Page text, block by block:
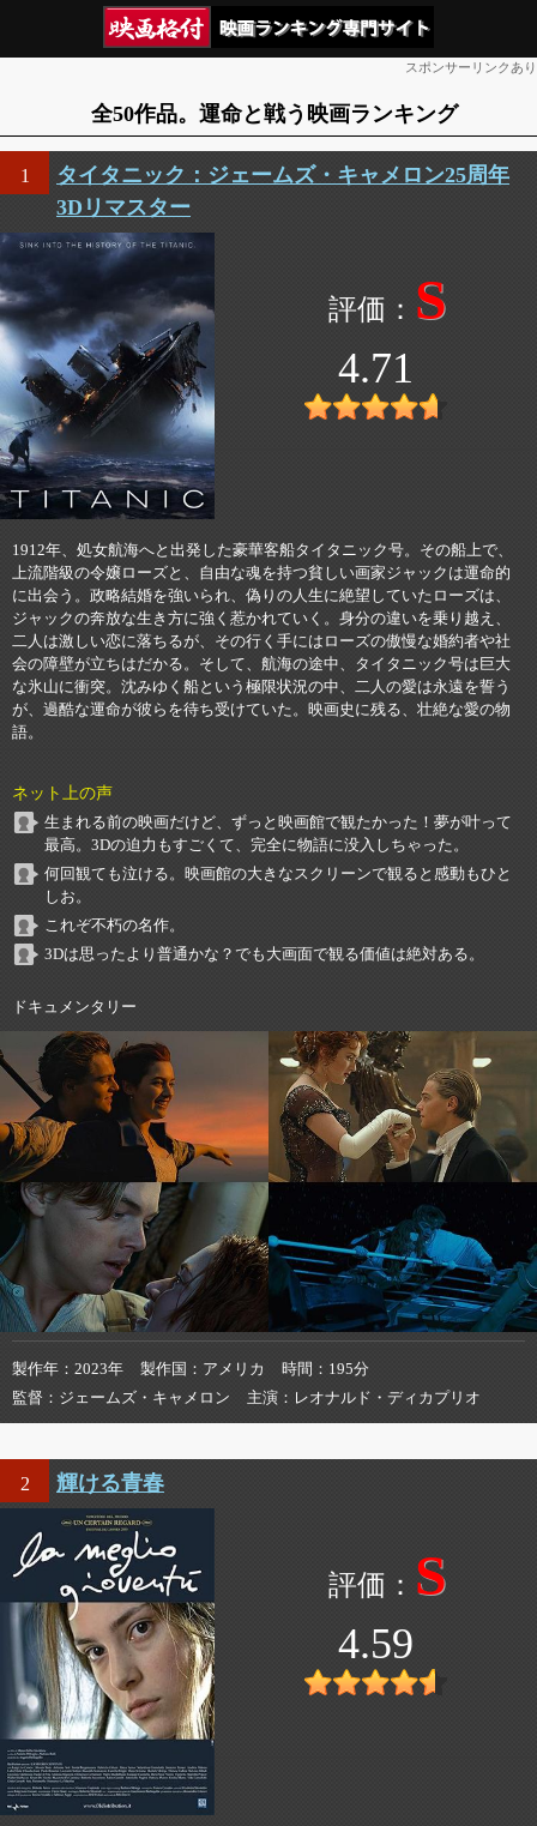
スポンサーリンクあり
全50作品。運命と戦う映画ランキング
1
タイタニック：ジェームズ・キャメロン25周年
3Dリマスター
S
4.71
1912年、処女航海へと出発した豪華客船タイタニック号。その船上で、
上流階級の令嬢ローズと、自由な魂を持つ貧しい画家ジャックは運命的
に出会う。政略結婚を強いられ、偽りの人生に絶望していたローズは、
ジャックの奔放な生き方に強く惹かれていく。身分の違いを乗り越え、
二人は激しい恋に落ちるが、その行く手にはローズの傲慢な婚約者や社
会の障壁が立ちはだかる。そして、航海の途中、タイタニック号は巨大
な氷山に衝突。沈みゆく船という極限状況の中、二人の愛は永遠を誓う
が、過酷な運命が彼らを待ち受けていた。映画史に残る、壮絶な愛の物
語。
ネット上の声
生まれる前の映画だけど、ずっと映画館で観たかった！夢が叶って
最高。3Dの迫力もすごくて、完全に物語に没入しちゃった。
何回観ても泣ける。映画館の大きなスクリーンで観ると感動もひと
しお。
これぞ不朽の名作。
3Dは思ったより普通かな？でも大画面で観る価値は絶対ある。
ドキュメンタリー
製作年 2023年 製作国 アメリカ 時間
195分
監督
ジェームズ・キャメロン 主演 レオナルド・ディカプリオ
2 輝ける青春
S
4.59